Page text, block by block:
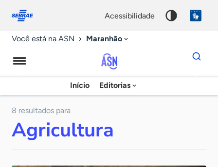
conosco
acessibilidade
Você está na ASN Maranhão
Agência
Sebrae
Notícias
Início Editorias
Dados
para
chave
8 resultados para
Agricultura